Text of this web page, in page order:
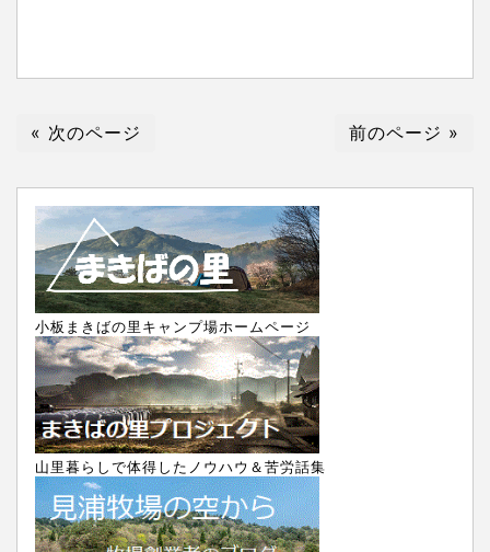
« 次のページ 前のページ »
小板まきばの里キャンプ場ホームページ
山里暮らしで体得したノウハウ＆苦労話集